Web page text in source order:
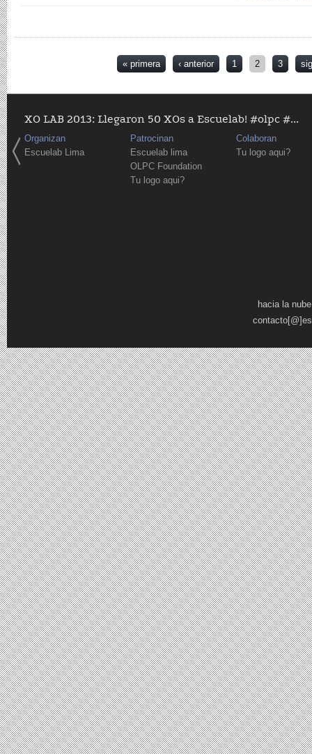
« primera ‹ anterior 1 2 3
XO LAB 2013: Llegaron 50 XOs a Escuelab! #olpc #...
Organizan
Escuelab Lima
Patrocinan
Escuelab lima
OLPC Foundation
Tu logo aqui?
Colaboran
Tu logo aqui?
hacia la